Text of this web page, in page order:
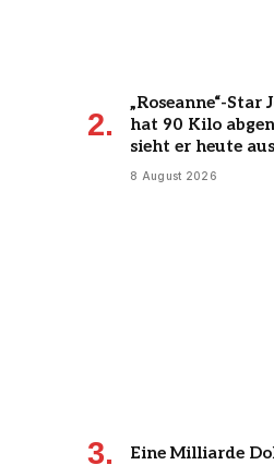
„Roseanne“-Star
hat 90 Kilo
sieht er heute aus
8 August 2026
Eine Milliarde